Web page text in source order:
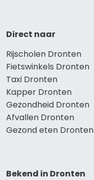
Direct naar
Rijscholen Dronten
Fietswinkels Dronten
Taxi Dronten
Kapper Dronten
Gezondheid Dronten
Afvallen Dronten
Gezond eten Dronten
Bekend in Dronten